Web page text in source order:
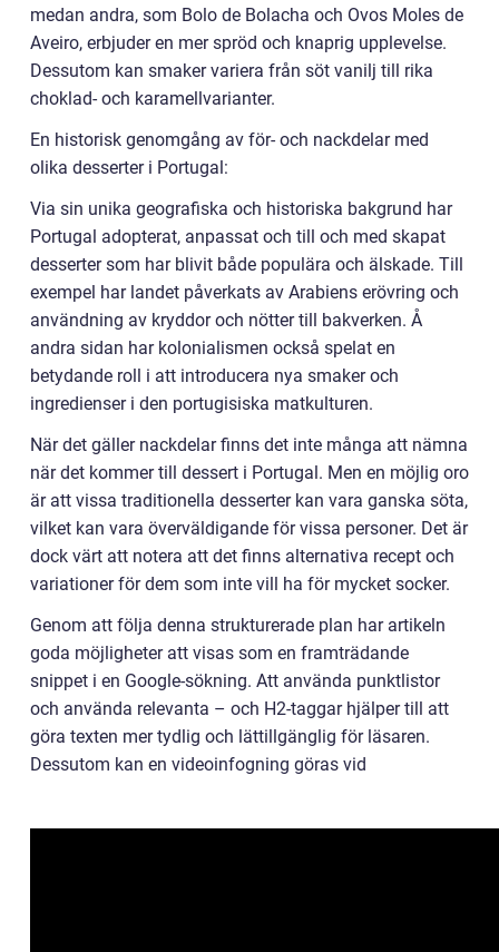
medan andra, som Bolo de Bolacha och Ovos Moles de
Aveiro, erbjuder en mer spröd och knaprig upplevelse.
Dessutom kan smaker variera från söt vanilj till rika
choklad- och karamellvarianter.
En historisk genomgång av för- och nackdelar med
olika desserter i Portugal:
Via sin unika geografiska och historiska bakgrund har
Portugal adopterat, anpassat och till och med skapat
desserter som har blivit både populära och älskade. Till
exempel har landet påverkats av Arabiens erövring och
användning av kryddor och nötter till bakverken. Å
andra sidan har kolonialismen också spelat en
betydande roll i att introducera nya smaker och
ingredienser i den portugisiska matkulturen.
När det gäller nackdelar finns det inte många att nämna
när det kommer till dessert i Portugal. Men en möjlig oro
är att vissa traditionella desserter kan vara ganska söta,
vilket kan vara överväldigande för vissa personer. Det är
dock värt att notera att det finns alternativa recept och
variationer för dem som inte vill ha för mycket socker.
Genom att följa denna strukturerade plan har artikeln
goda möjligheter att visas som en framträdande
snippet i en Google-sökning. Att använda punktlistor
och använda relevanta – och H2-taggar hjälper till att
göra texten mer tydlig och lättillgänglig för läsaren.
Dessutom kan en videoinfogning göras vid